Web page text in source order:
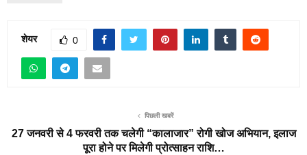
शेयर 0
पिछली खबरें
27 जनवरी से 4 फरवरी तक चलेगी “कालाजार” रोगी खोज अभियान, इलाज
पूरा होने पर मिलेगी प्रोत्साहन राशि…